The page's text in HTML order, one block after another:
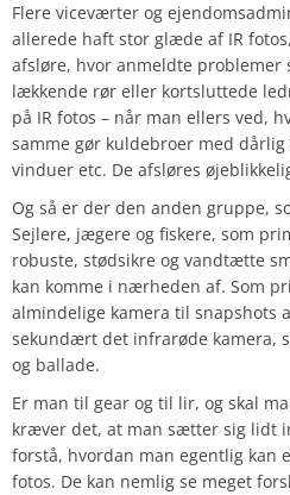
Flere viceværter og
allerede haft stor glæde af IR
afsløre, hvor anmeldte problemer
lækkende rør eller kortsluttede
på IR fotos – når man ellers ved,
samme gør kuldebroer med
vinduer etc. De afsløres
Og så er der den anden gruppe,
Sejlere, jægere og fiskere, som
robuste, stødsikre og vandtætte
kan komme i nærheden af. Som
almindelige kamera til snapshots
sekundært det infrarøde kamera,
og ballade.
Er man til gear og til lir, og skal
kræver det, at man sætter sig lidt
forstå, hvordan man egentlig kan
fotos. De kan nemlig se meget